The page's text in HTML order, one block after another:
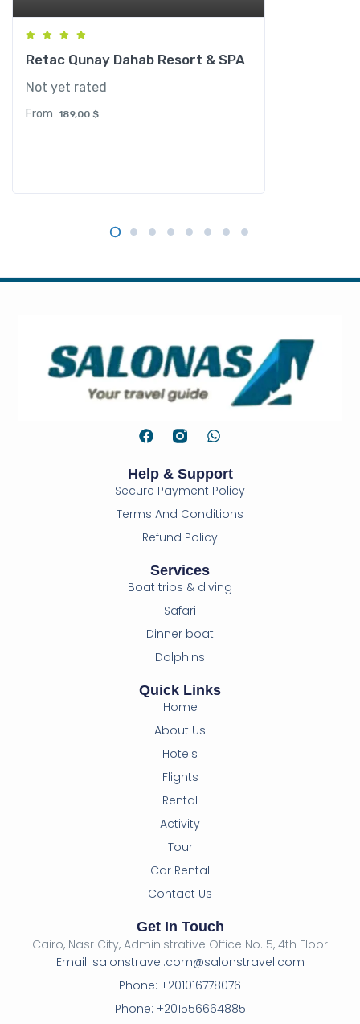
Retac Qunay Dahab Resort & SPA
Not yet rated
From 189,00 $
Quick Links
Home
About Us
Hotels
Flights
Rental
Activity
Tour
Car Rental
Contact Us
Services
Boat trips & diving
Safari
Dinner boat
Dolphins
Get In Touch
Cairo, Nasr City, Administrative Office No. 5, 4th Floor
Email: salonstravel.com@salonstravel.com
Phone: +201016778076
Phone: +201556664885
Help & Support
Secure Payment Policy
Terms And Conditions
Refund Policy